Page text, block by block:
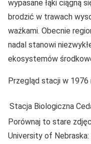
wypasane łąki ciągną
brodzić w trawach
ważkami. Obecnie
nadal stanowi
ekosystemów
Przegląd stacji w 1976
Stacja Biologiczna
Porównaj to stare
University of